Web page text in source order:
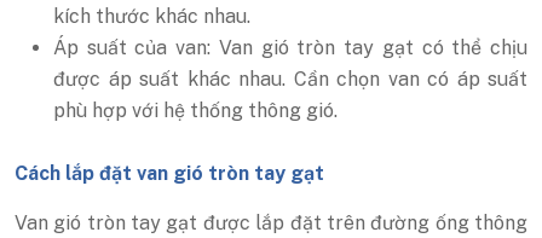
kích thước khác nhau.
Áp suất của van: Van gió tròn tay gạt có thể chịu
được áp suất khác nhau. Cần chọn van có áp suất
phù hợp với hệ thống thông gió.
Cách lắp đặt van gió tròn tay gạt
Van gió tròn tay gạt được lắp đặt trên đường ống thông